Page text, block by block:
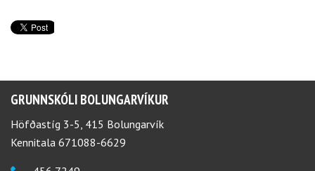
GRUNNSKÓLI BOLUNGARVÍKUR
Höfðastíg 3-5, 415 Bolungarvík
Kennitala 671088-6629